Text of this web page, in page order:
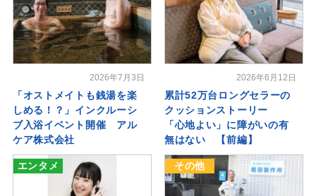
2026年7月3日
「オストメイトも銭湯を楽
しめる！？」インクルーシ
ブ入浴イベント開催 アル
ケア株式会社
2026年6月12日
累計52万台ロングセラーの
クッションストーリー
「心地よい」に障がいの有
無はない 【前編】
エンタメ その他